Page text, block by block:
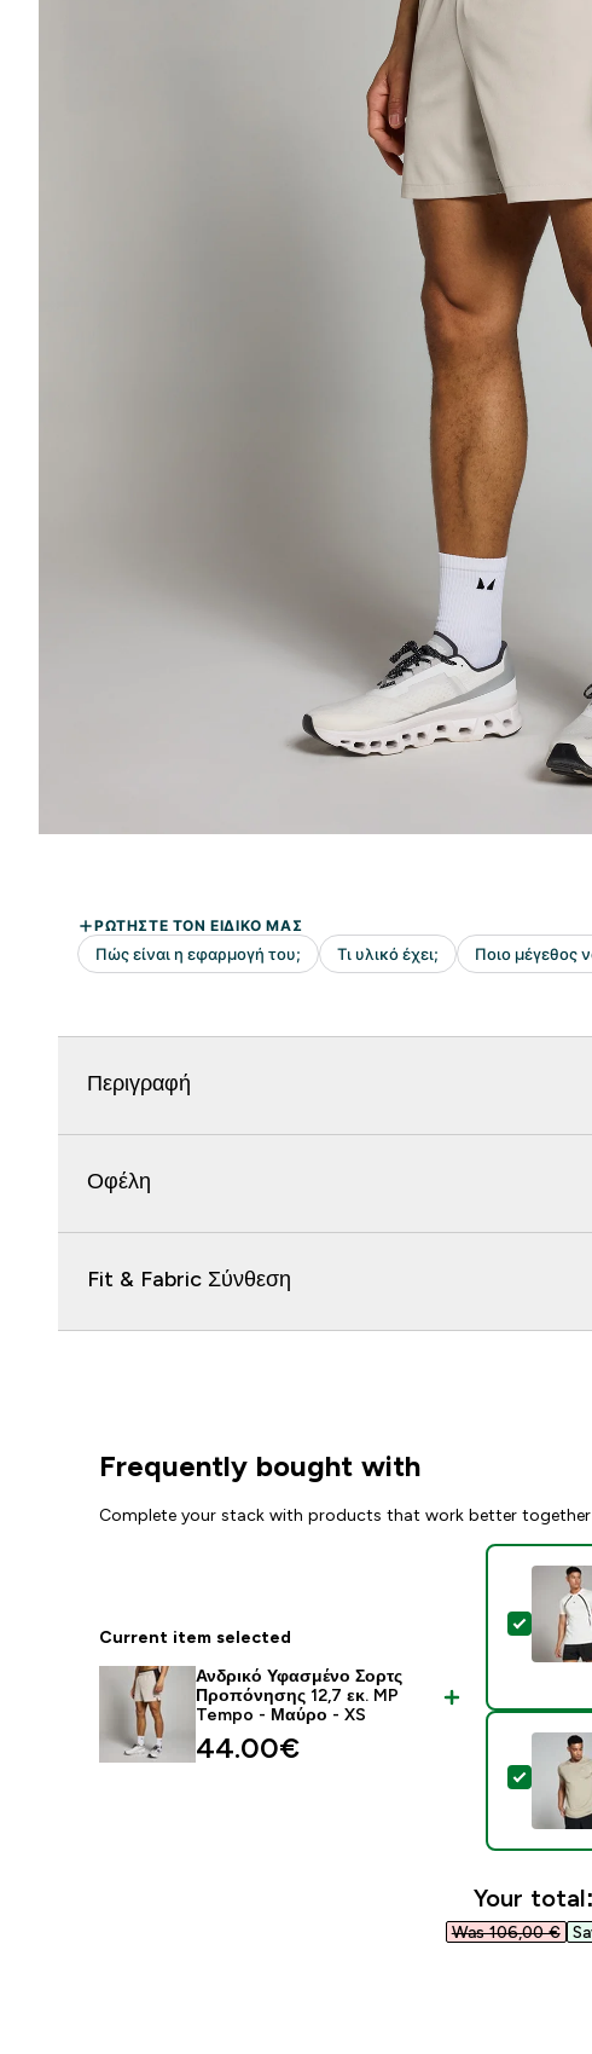
Περιγραφή
Οφέλη
Fit & Fabric Σύνθεση
Frequently bought with
Complete your stack with products that work better together
Current item selected
Ανδρικό Υφασμένο Σορτς
Προπόνησης 12,7 εκ. MP
Tempo - Μαύρο - XS
44.00€‎
Your total:
Was 106,00 €‎